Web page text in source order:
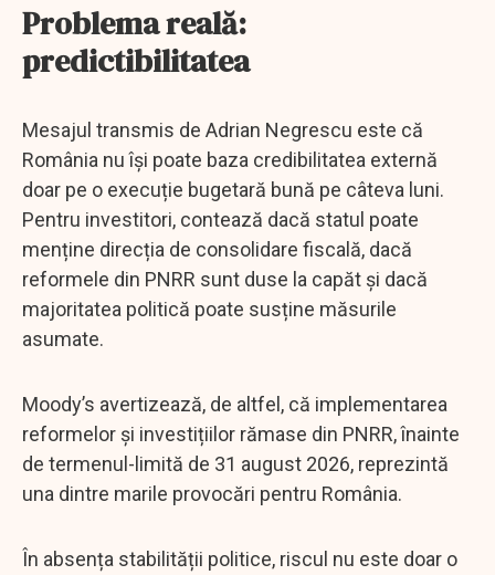
Problema reală:
predictibilitatea
Mesajul transmis de Adrian Negrescu este că
România nu își poate baza credibilitatea externă
doar pe o execuție bugetară bună pe câteva luni.
Pentru investitori, contează dacă statul poate
menține direcția de consolidare fiscală, dacă
reformele din PNRR sunt duse la capăt și dacă
majoritatea politică poate susține măsurile
asumate.
Moody’s avertizează, de altfel, că implementarea
reformelor și investițiilor rămase din PNRR, înainte
de termenul-limită de 31 august 2026, reprezintă
una dintre marile provocări pentru România.
În absența stabilității politice, riscul nu este doar o